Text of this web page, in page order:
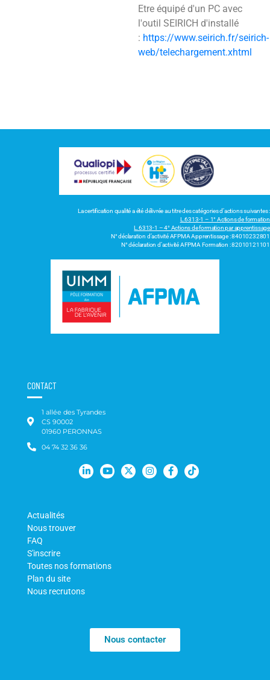
Etre équipé d'un PC avec
l'outil SEIRICH d'installé
: https://www.seirich.fr/seirich-
web/telechargement.xhtml
La certification qualité a été délivrée au titre des catégories d’actions suivantes :
L.6313-1 – 1° Actions de formation
L.6313-1 – 4° Actions de formation par apprentissage
N° déclaration d’activité AFPMA Apprentissage : 84010232801
N° déclaration d’activité AFPMA Formation : 82010121101
CONTACT
1 allée des Tyrandes
CS 90002
01960 PERONNAS
04 74 32 36 36
Actualités
Nous trouver
FAQ
S'inscrire
Toutes nos formations
Plan du site
Nous recrutons
Nous contacter